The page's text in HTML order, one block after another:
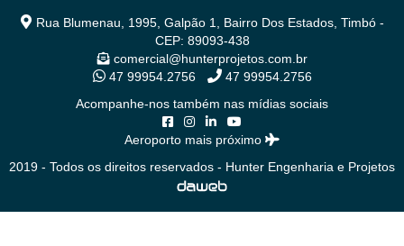
Rua Blumenau, 1995, Galpão 1, Bairro Dos Estados, Timbó -
CEP: 89093-438
comercial@hunterprojetos.com.br
47 99954.2756
47 99954.2756
Acompanhe-nos também nas mídias sociais
Aeroporto mais próximo
2019 - Todos os direitos reservados - Hunter Engenharia e Projetos